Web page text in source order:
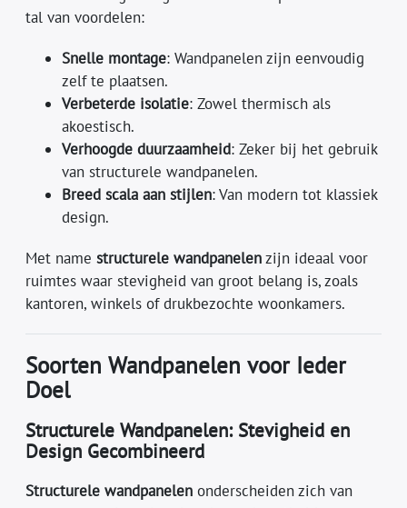
tal van voordelen:
Snelle montage: Wandpanelen zijn eenvoudig
zelf te plaatsen.
Verbeterde isolatie: Zowel thermisch als
akoestisch.
Verhoogde duurzaamheid: Zeker bij het gebruik
van structurele wandpanelen.
Breed scala aan stijlen: Van modern tot klassiek
design.
Met namestructurele wandpanelenzijn ideaal voor
ruimtes waar stevigheid van groot belang is, zoals
kantoren, winkels of drukbezochte woonkamers.
Soorten Wandpanelen voor Ieder
Doel
Structurele Wandpanelen: Stevigheid en
Design Gecombineerd
Structurele wandpanelen onderscheiden zich van